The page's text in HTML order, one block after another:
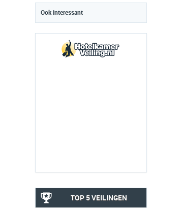
Ook interessant
TOP 5 VEILINGEN